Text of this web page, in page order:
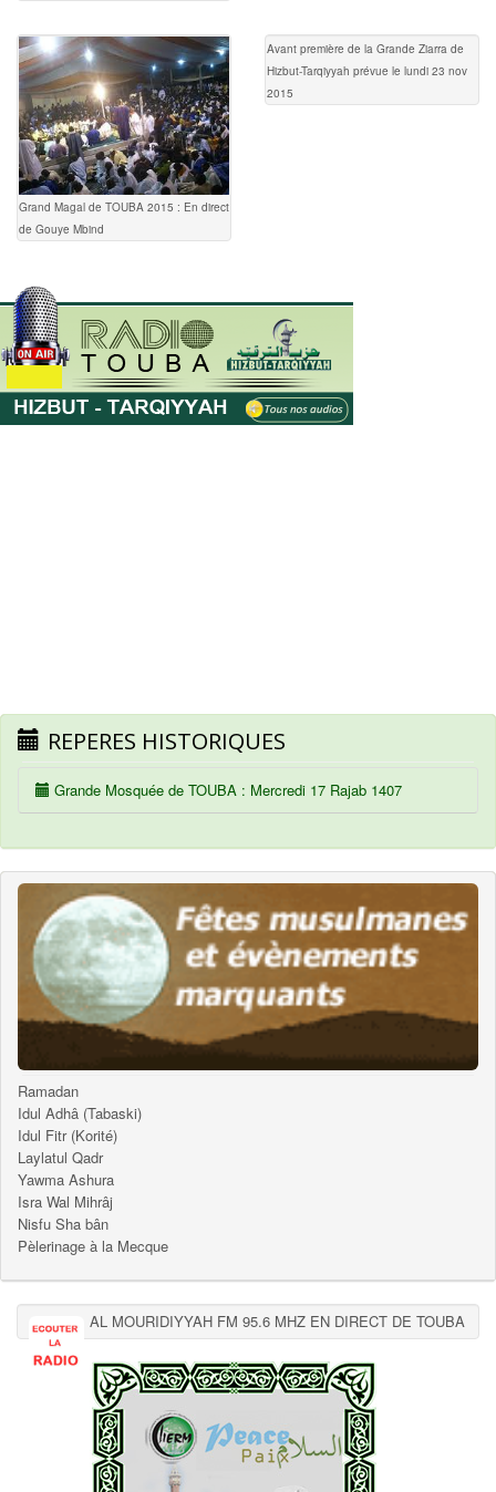
Grand Magal de TOUBA 2015 : En direct
de Gouye Mbind
Avant première de la Grande Ziarra de
Hizbut-Tarqiyyah prévue le lundi 23 nov
2015
REPERES HISTORIQUES
Grande Mosquée de TOUBA : Mercredi 17 Rajab 1407
Ramadan
Idul Adhâ (Tabaski)
Idul Fitr (Korité)
Laylatul Qadr
Yawma Ashura
Isra Wal Mihrâj
Nisfu Sha bân
Pèlerinage à la Mecque
AL MOURIDIYYAH FM 95.6 MHZ EN DIRECT DE TOUBA